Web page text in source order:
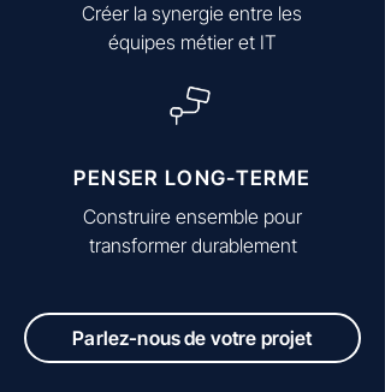
Créer la synergie entre les
équipes métier et IT
PENSER LONG-TERME
Construire ensemble pour
transformer durablement
Parlez-nous de votre projet